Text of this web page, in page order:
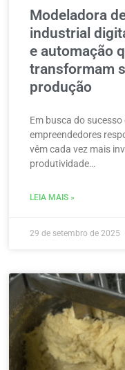
Modeladora
industrial
e automação
transformam
produção
Em busca do
empreendedores
vêm cada vez mais
produtividade…
LEIA MAIS »
29 de setembro de 2025